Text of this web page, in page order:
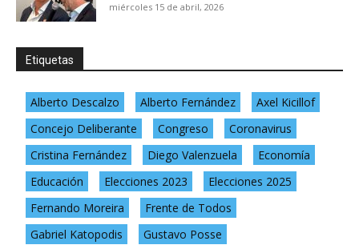
miércoles 15 de abril, 2026
Etiquetas
Alberto Descalzo Alberto Fernández
Axel Kicillof
Concejo Deliberante
Congreso
Coronavirus
Cristina Fernández
Diego Valenzuela
Economía
Educación
Elecciones 2023
Elecciones 2025
Fernando Moreira
Frente de Todos
Gabriel Katopodis
Gustavo Posse